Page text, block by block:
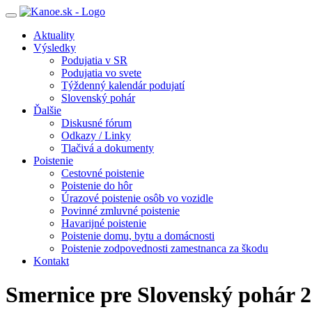
Toggle
navigationAktuality
Výsledky
Podujatia v SR
Podujatia vo svete
Týždenný kalendár podujatí
Slovenský pohár
Ďalšie
Diskusné fórum
Odkazy / Linky
Tlačivá a dokumenty
Poistenie
Cestovné poistenie
Poistenie do hôr
Úrazové poistenie osôb vo vozidle
Povinné zmluvné poistenie
Havarijné poistenie
Poistenie domu, bytu a domácnosti
Poistenie zodpovednosti zamestnanca za škodu
Kontakt
Smernice pre Slovenský pohár